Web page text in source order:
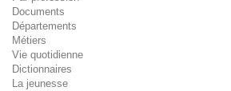
Documents
Départements
Métiers
Vie quotidienne
Dictionnaires
La jeunesse